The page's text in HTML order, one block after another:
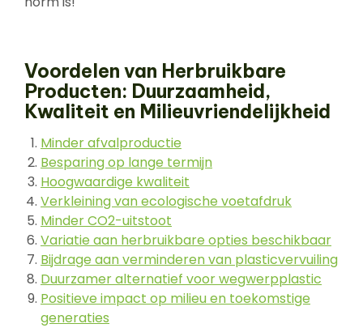
Voordelen van Herbruikbare
Producten: Duurzaamheid,
Kwaliteit en Milieuvriendelijkheid
Minder afvalproductie
Besparing op lange termijn
Hoogwaardige kwaliteit
Verkleining van ecologische voetafdruk
Minder CO2-uitstoot
Variatie aan herbruikbare opties beschikbaar
Bijdrage aan verminderen van plasticvervuiling
Duurzamer alternatief voor wegwerpplastic
Positieve impact op milieu en toekomstige
generaties